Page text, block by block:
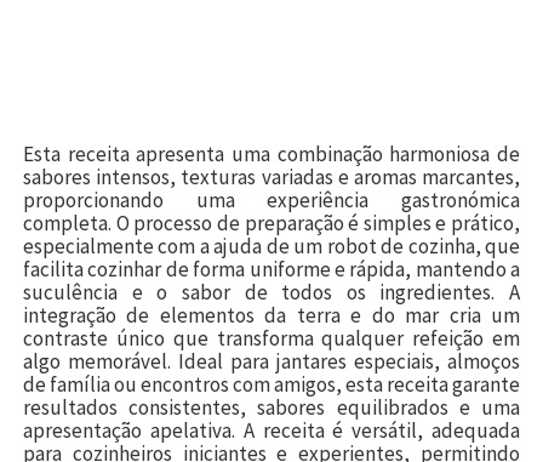
Esta receita apresenta uma combinação harmoniosa de
sabores intensos, texturas variadas e aromas marcantes,
proporcionando uma experiência gastronómica
completa. O processo de preparação é simples e prático,
especialmente com a ajuda de um robot de cozinha, que
facilita cozinhar de forma uniforme e rápida, mantendo a
suculência e o sabor de todos os ingredientes. A
integração de elementos da terra e do mar cria um
contraste único que transforma qualquer refeição em
algo memorável. Ideal para jantares especiais, almoços
de família ou encontros com amigos, esta receita garante
resultados consistentes, sabores equilibrados e uma
apresentação apelativa. A receita é versátil, adequada
para cozinheiros iniciantes e experientes, permitindo